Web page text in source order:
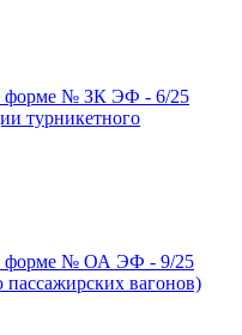
форме № ЗК ЭФ - 6/25
турникетного
форме № ОА ЭФ - 9/25
вагонов)